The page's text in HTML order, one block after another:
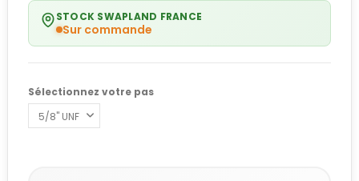
STOCK SWAPLAND FRANCE
Sur commande
Sélectionnez votre pas